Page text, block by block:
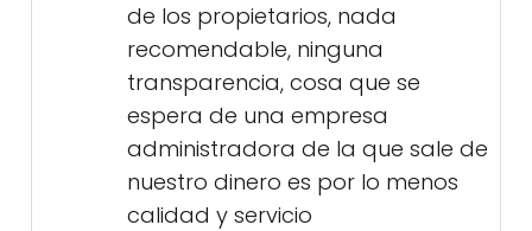
de los propietarios, nada
recomendable, ninguna
transparencia, cosa que se
espera de una empresa
administradora de la que sale de
nuestro dinero es por lo menos
calidad y servicio